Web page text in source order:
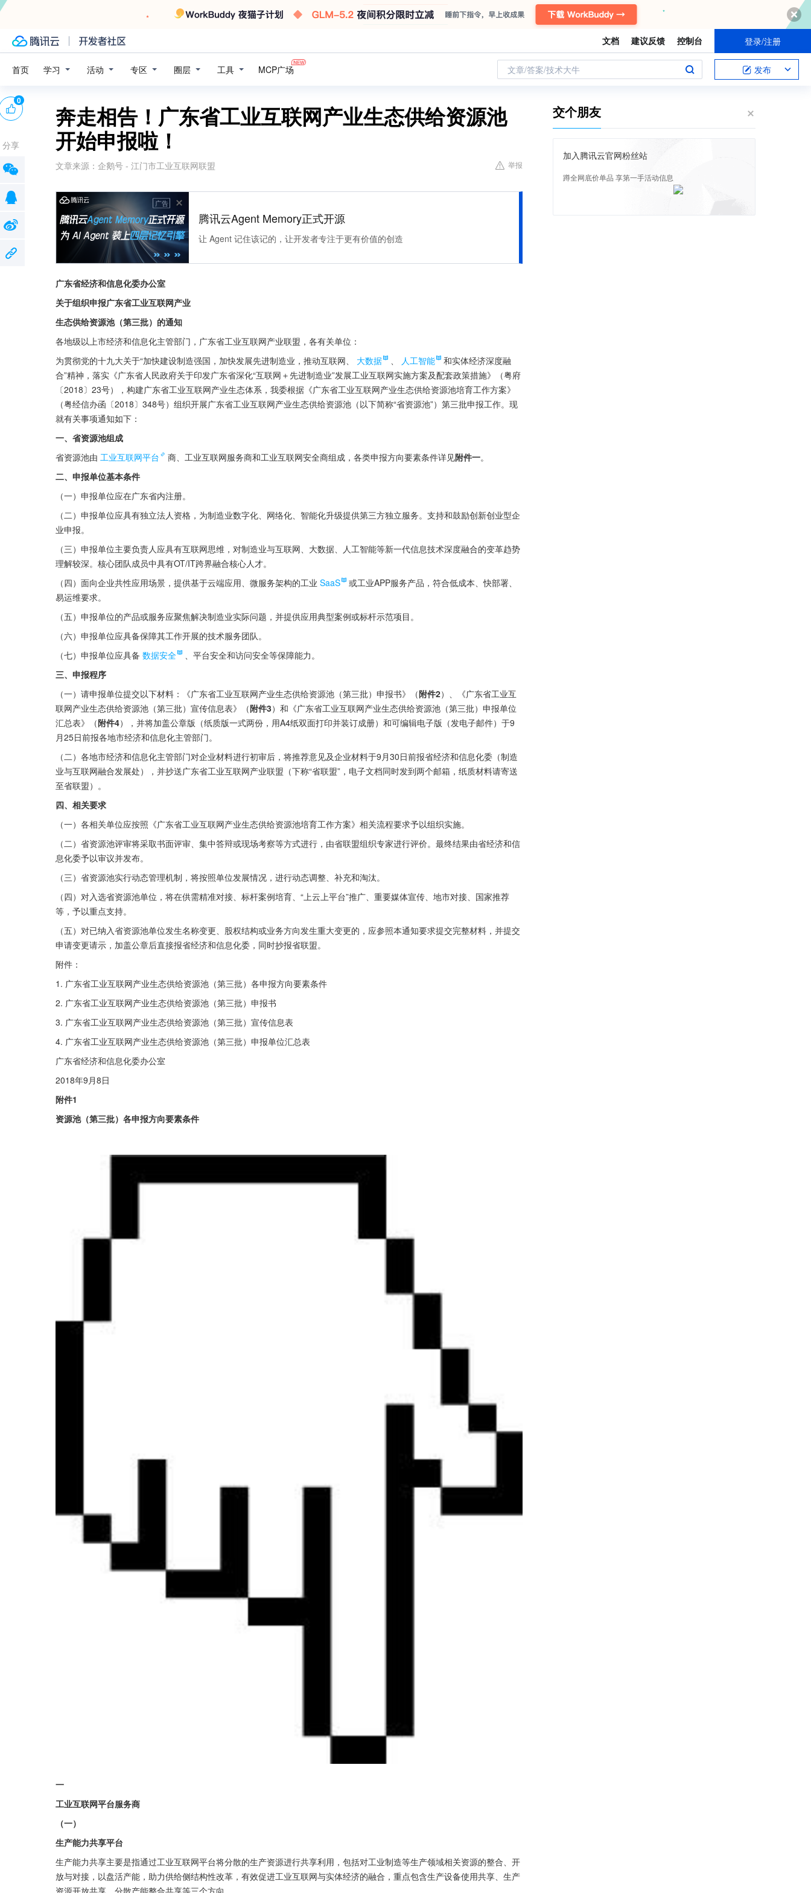
文档 建议反馈 控制台 登录/注册
首页 学习 活动 专区 圈层 工具 MCP广场 文章/答案/技术大牛 发布
奔走相告！广东省工业互联网产业生态供给资源池
开始申报啦！
文章来源： 企鹅号 - 江门市工业互联网联盟 举报
广告
腾讯云Agent Memory正式开源
让 Agent 记住该记的，让开发者专注于更有价值的创造
广东省经济和信息化委办公室
关于组织申报广东省工业互联网产业
生态供给资源池（第三批）的通知
各地级以上市经济和信息化主管部门，广东省工业互联网产业联盟，各有关单位：
为贯彻党的十九大关于“加快建设制造强国，加快发展先进制造业，推动互联网、
大数据 、 人工智能
和实体经济深度融
合”精神，落实《广东省人民政府关于印发广东省深化“互联网＋先进制造业”发展工业互联网实施方案及配套政策措施》（粤府
〔2018〕23号），构建广东省工业互联网产业生态体系，我委根据《广东省工业互联网产业生态供给资源池培育工作方案》
（粤经信办函〔2018〕348号）组织开展广东省工业互联网产业生态供给资源池（以下简称“省资源池”）第三批申报工作。现
就有关事项通知如下：
一、省资源池组成
省资源池由 工业互联网平台 商、工业互联网服务商和工业互联网安全商组成，各类申报方向要素条件详见附件一。
二、申报单位基本条件
（一）申报单位应在广东省内注册。
（二）申报单位应具有独立法人资格，为制造业数字化、网络化、智能化升级提供第三方独立服务。支持和鼓励创新创业型企
业申报。
（三）申报单位主要负责人应具有互联网思维，对制造业与互联网、大数据、人工智能等新一代信息技术深度融合的变革趋势
理解较深。核心团队成员中具有OT/IT跨界融合核心人才。
（四）面向企业共性应用场景，提供基于云端应用、微服务架构的工业 SaaS
或工业APP服务产品，符合低成本、快部署、
易运维要求。
（五）申报单位的产品或服务应聚焦解决制造业实际问题，并提供应用典型案例或标杆示范项目。
（六）申报单位应具备保障其工作开展的技术服务团队。
（七）申报单位应具备 数据安全
、平台安全和访问安全等保障能力。
三、申报程序
（一）请申报单位提交以下材料：《广东省工业互联网产业生态供给资源池（第三批）申报书》（附件2）、《广东省工业互
联网产业生态供给资源池（第三批）宣传信息表》（附件3）和《广东省工业互联网产业生态供给资源池（第三批）申报单位
汇总表》（附件4），并将加盖公章版（纸质版一式两份，用A4纸双面打印并装订成册）和可编辑电子版（发电子邮件）于9
月25日前报各地市经济和信息化主管部门。
（二）各地市经济和信息化主管部门对企业材料进行初审后，将推荐意见及企业材料于9月30日前报省经济和信息化委（制造
业与互联网融合发展处），并抄送广东省工业互联网产业联盟（下称“省联盟”，电子文档同时发到两个邮箱，纸质材料请寄送
至省联盟）。
四、相关要求
（一）各相关单位应按照《广东省工业互联网产业生态供给资源池培育工作方案》相关流程要求予以组织实施。
（二）省资源池评审将采取书面评审、集中答辩或现场考察等方式进行，由省联盟组织专家进行评价。最终结果由省经济和信
息化委予以审议并发布。
（三）省资源池实行动态管理机制，将按照单位发展情况，进行动态调整、补充和淘汰。
（四）对入选省资源池单位，将在供需精准对接、标杆案例培育、“上云上平台”推广、重要媒体宣传、地市对接、国家推荐
等，予以重点支持。
（五）对已纳入省资源池单位发生名称变更、股权结构或业务方向发生重大变更的，应参照本通知要求提交完整材料，并提交
申请变更请示，加盖公章后直接报省经济和信息化委，同时抄报省联盟。
附件：
1. 广东省工业互联网产业生态供给资源池（第三批）各申报方向要素条件
2. 广东省工业互联网产业生态供给资源池（第三批）申报书
3. 广东省工业互联网产业生态供给资源池（第三批）宣传信息表
4. 广东省工业互联网产业生态供给资源池（第三批）申报单位汇总表
广东省经济和信息化委办公室
2018年9月8日
附件1
资源池（第三批）各申报方向要素条件
一
工业互联网平台服务商
（一）
生产能力共享平台
生产能力共享主要是指通过工业互联网平台将分散的生产资源进行共享利用，包括对工业制造等生产领域相关资源的整合、开
放与对接，以盘活产能，助力供给侧结构性改革，有效促进工业互联网与实体经济的融合，重点包含生产设备使用共享、生产
0
分享
交个朋友
加入腾讯云官网粉丝站
蹲全网底价单品 享第一手活动信息